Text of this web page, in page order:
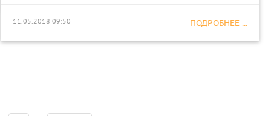
ПОДРОБНЕЕ ...
11.05.2018 09:50